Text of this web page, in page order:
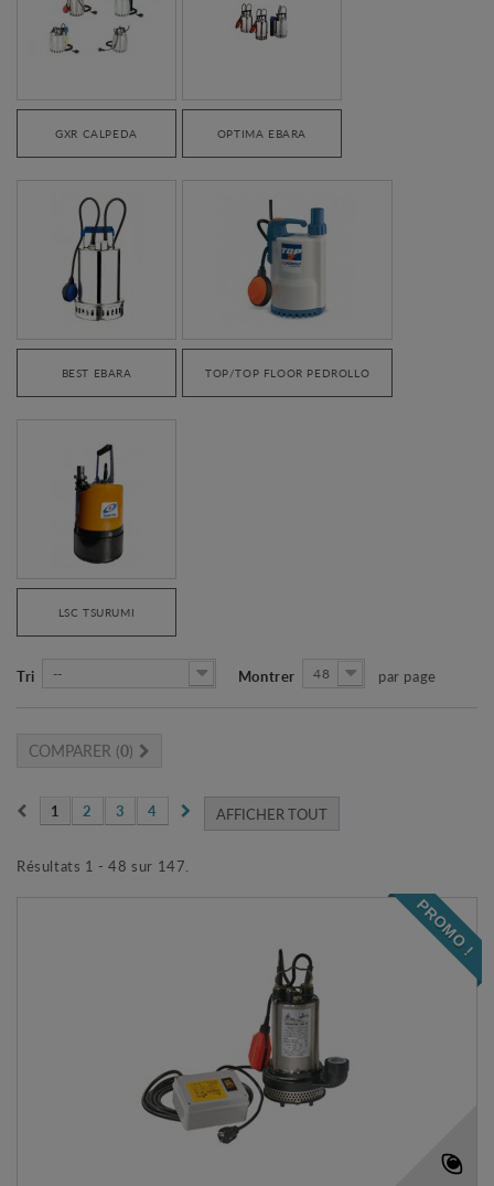
GXR CALPEDA OPTIMA EBARA
BEST EBARA TOP/TOP FLOOR PEDROLLO
LSC TSURUMI
Tri -- Montrer 48 par page
COMPARER (0)
AFFICHER TOUT
1 2 3 4
Résultats 1 - 48 sur 147.
PROMO !